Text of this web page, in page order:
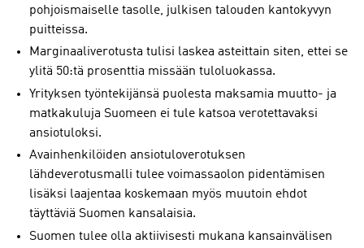
pohjoismaiselle tasolle, julkisen talouden kantokyvyn
puitteissa.
Marginaaliverotusta tulisi laskea asteittain siten, ettei se
ylitä 50:tä prosenttia missään tuloluokassa.
Yrityksen työntekijänsä puolesta maksamia muutto- ja
matkakuluja Suomeen ei tule katsoa verotettavaksi
ansiotuloksi.
Avainhenkilöiden ansiotuloverotuksen
lähdeverotusmalli tulee voimassaolon pidentämisen
lisäksi laajentaa koskemaan myös muutoin ehdot
täyttäviä Suomen kansalaisia.
Suomen tulee olla aktiivisesti mukana kansainvälisen